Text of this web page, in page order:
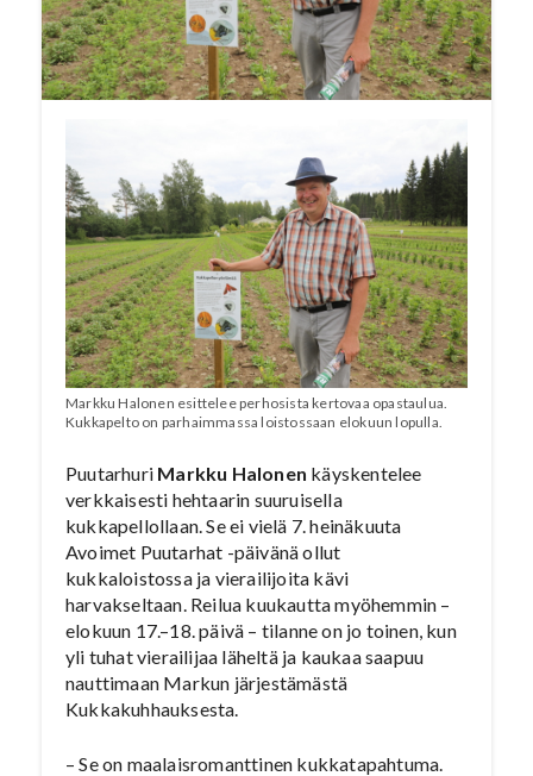
Halosesta.
PUUTARHA-SANOMAT/ RÄÄKKYLÄ
Markku Halonen esittelee perhosista kertovaa opastaulua.
Kukkapelto on parhaimmassa loistossaan elokuun lopulla.
Puutarhuri Markku Halonen käyskentelee
verkkaisesti hehtaarin suuruisella
kukkapellollaan. Se ei vielä 7. heinäkuuta
Avoimet Puutarhat -päivänä ollut
kukkaloistossa ja vierailijoita kävi
harvakseltaan. Reilua kuukautta myöhemmin –
elokuun 17.–18. päivä – tilanne on jo toinen, kun
yli tuhat vierailijaa läheltä ja kaukaa saapuu
nauttimaan Markun järjestämästä
Kukkakuhhauksesta.
– Se on maalaisromanttinen kukkatapahtuma.